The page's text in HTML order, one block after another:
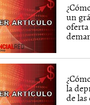
un
la
de las